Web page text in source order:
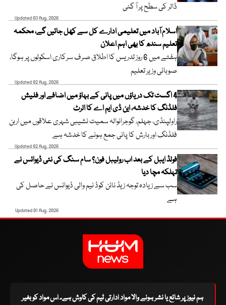
ڈالر کی سطح پر آ گئی
Updated 03 Aug, 2026
اسلام آباد میں تعلیمی ادارے کل سے کھل جائیں گے، محکمہ
تعلیم سندھ کا بھی اہم اعلان
ہفتے میں 6 روز تدریس کا اطلاق صرف سرکاری اسکولوں پر ہوگا،
صوبائی وزیر تعلیم
Updated 02 Aug, 2026
4 اگست تک دریاؤں میں پانی کے بہاؤ میں اضافے اور فلیش
فلڈنگ کا خدشہ، این ڈی ایم اے کا الرٹ
راولپنڈی، جہلم، گوجرانوالہ سمیت نشیبی شہری علاقوں میں اربن
فلڈنگ اور بارش کا پانی جمع ہونے کا خدشہ ہے
Updated 02 Aug, 2026
فولڈ ایبل کے بعد اب رولیبل فون؟ سام سنگ کی نئی ڈیوائس نے
تہلکہ مچا دیا
سب سے زیادہ توجہ زیڈ نائن کوڈ نیم والی ڈیوائس نے حاصل کی
ہے
Updated 01 Aug, 2026
ہم نیوز پر شائع یا نشر ہونے والا مواد ادارتی ٹیم کی کاوش ہے۔ اس مواد کو بغیر